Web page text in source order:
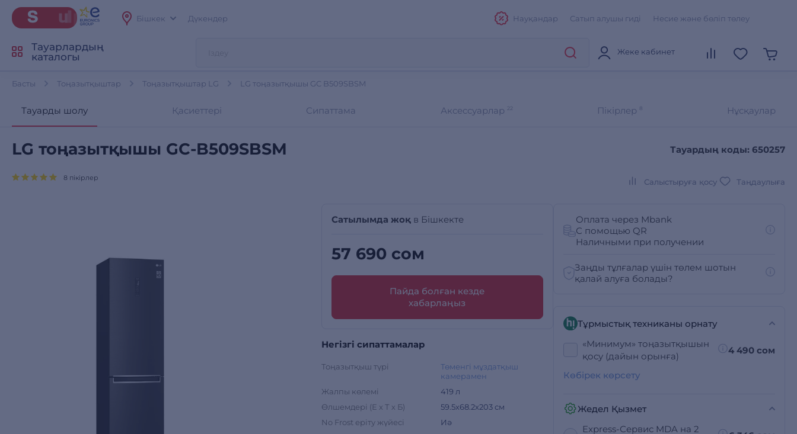
Бішкек Дүкендер Науқандар Сатып алушы гиді Несие және бөліп төлеу
Тауарлардың
каталогы
Жеке кабинет
Басты Тоңазытқыштар Тоңазытқыштар LG LG тоңазытқышы GC B509SBSM
Тауарды шолу Қасиеттері Сипаттама Аксессуарлар 22 Пікірлер 8 Нұсқаулар
LG тоңазытқышы GC-B509SBSM Тауардың коды: 650257
8 пікірлер Салыстыруға қосу Таңдаулыға
Сатылымда жоқв Бішкекте
57 690 сом
Пайда болған кезде
хабарлаңыз
Негізгі сипаттамалар
Тоңазытқыш түрі
Төменгі мұздатқыш
камерамен
Жалпы көлемі
419 л
Өлшемдері (Е х Т х Б)
59.5х68.2х203 см
No Frost еріту жүйесі
Иә
Оплата через Mbank
С помощью QR
Наличными при получении
Заңды тұлғалар үшін төлем шотын
қалай алуға болады?
Тұрмыстық техниканы орнату
«Минимум» тоңазытқышын
қосу (дайын орынға)
4 490 сом
Көбірек көрсету
Жедел Қызмет
Express-Сервис MDA на 2